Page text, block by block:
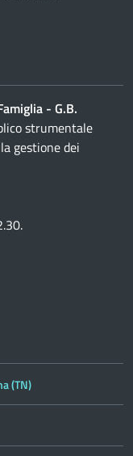
- G.B.
strumentale
gestione dei
(TN)